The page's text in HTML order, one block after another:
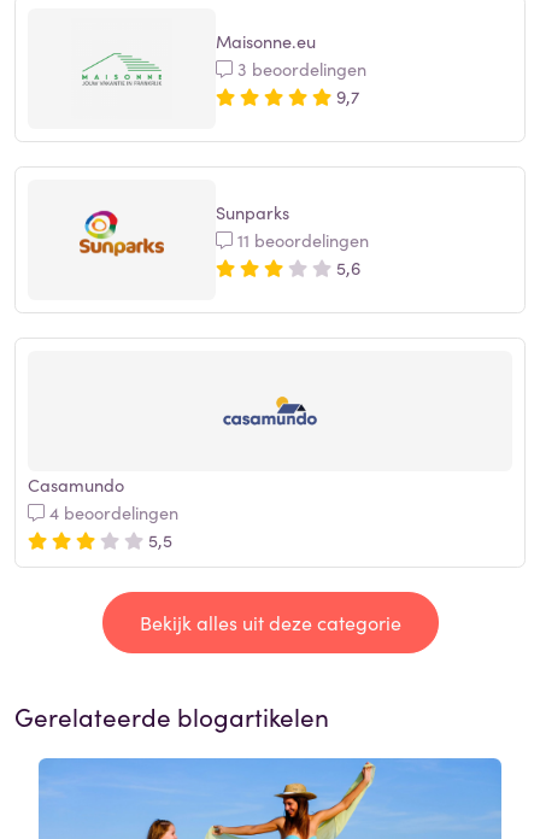
Maisonne.eu
3 beoordelingen
9,7
Sunparks
11 beoordelingen
5,6
Casamundo
4 beoordelingen
5,5
Bekijk alles uit deze categorie
Gerelateerde blogartikelen